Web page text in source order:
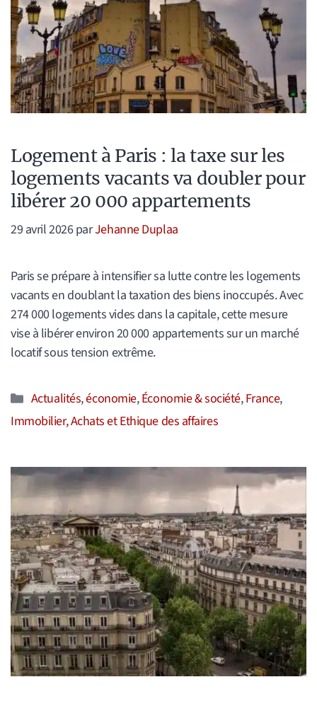
Logement à Paris : la taxe sur les
logements vacants va doubler pour
libérer 20 000 appartements
29 avril 2026parJehanne Duplaa
Paris se prépare à intensifier sa lutte contre les logements
vacants en doublant la taxation des biens inoccupés. Avec
274 000 logements vides dans la capitale, cette mesure
vise à libérer environ 20 000 appartements sur un marché
locatif sous tension extrême.
Catégories
Actualités,économie,Économie & société,France,
Immobilier, Achats et Ethique des affaires